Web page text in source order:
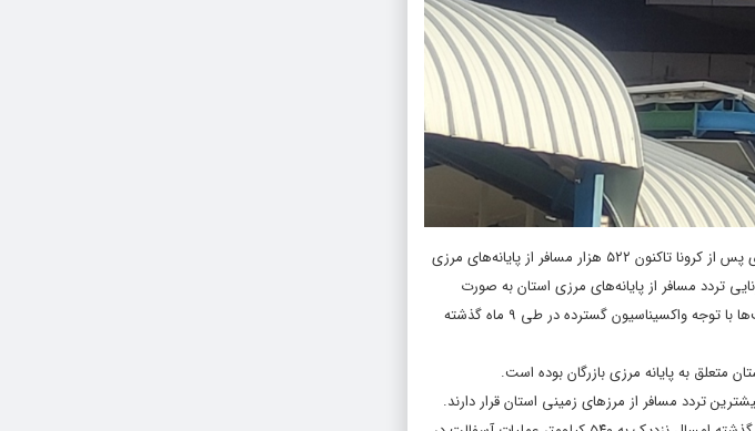
پس از کرونا
تاکنون ۵۲۲ هزار مسافر از پایانه‌های مرزی
کرونایی تردد مسافر از پایانه‌های مرزی استان به صورت
محدود و با شرایط خاص از جمله لزوم داشتن حق اقامت در کشور مقابل انجام می‌گرفت که هم اکنون با رفع این محدودیت‌ها با توجه واکسیناسیون گسترده در طی ۹ ماه گذشته
تردد مسافر از مرزهای زمینی استان قرار دارند.